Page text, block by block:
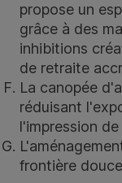
propose un
grâce à des
inhibitions
de retraite
La canopée
réduisant
l'impression
frontière